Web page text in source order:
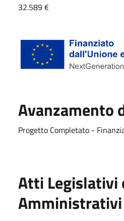
32.589 €
Avanzamento
Progetto Completato -
Atti Legislativi
Amministrativi